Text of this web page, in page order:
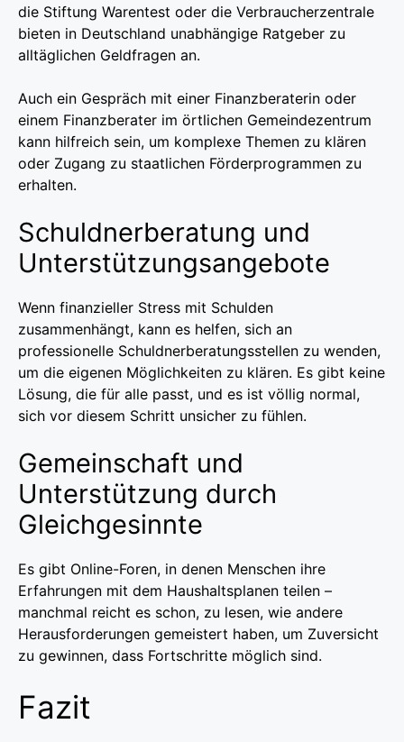
die Stiftung Warentest oder die Verbraucherzentrale
bieten in Deutschland unabhängige Ratgeber zu
alltäglichen Geldfragen an.
Auch ein Gespräch mit einer Finanzberaterin oder
einem Finanzberater im örtlichen Gemeindezentrum
kann hilfreich sein, um komplexe Themen zu klären
oder Zugang zu staatlichen Förderprogrammen zu
erhalten.
Schuldnerberatung und
Unterstützungsangebote
Wenn finanzieller Stress mit Schulden
zusammenhängt, kann es helfen, sich an
professionelle Schuldnerberatungsstellen zu wenden,
um die eigenen Möglichkeiten zu klären. Es gibt keine
Lösung, die für alle passt, und es ist völlig normal,
sich vor diesem Schritt unsicher zu fühlen.
Gemeinschaft und
Unterstützung durch
Gleichgesinnte
Es gibt Online-Foren, in denen Menschen ihre
Erfahrungen mit dem Haushaltsplanen teilen –
manchmal reicht es schon, zu lesen, wie andere
Herausforderungen gemeistert haben, um Zuversicht
zu gewinnen, dass Fortschritte möglich sind.
Fazit